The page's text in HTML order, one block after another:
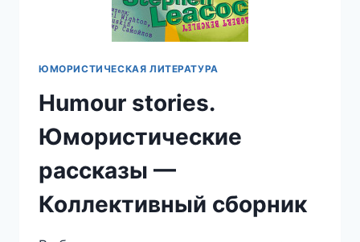
ЮМОРИСТИЧЕСКАЯ ЛИТЕРАТУРА
Humour stories.
Юмористические
рассказы —
Коллективный сборник